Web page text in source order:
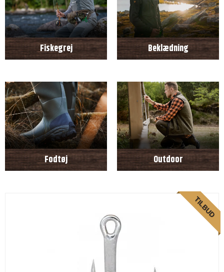
Fiskegrej Beklædning
Fodtøj Outdoor
TILBUD